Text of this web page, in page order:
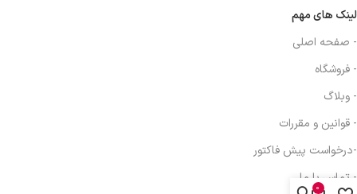
لینک های مهم
- صفحه اصلی
- فروشگاه
- وبلاگ
- قوانین و مقررات
-درخواست پیش فاکتور
- تماس با ما
0